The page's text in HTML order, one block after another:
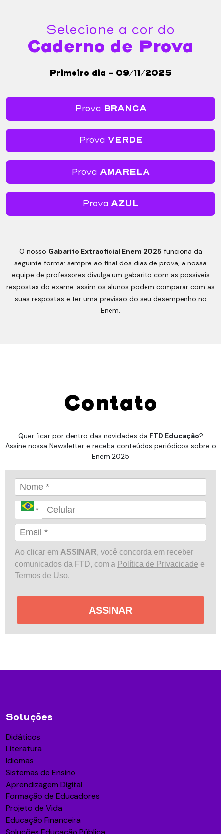
Selecione a cor do
Caderno de Prova
Primeiro dia - 09/11/2025
Prova BRANCA
Prova VERDE
Prova AMARELA
Prova AZUL
O nosso Gabarito Extraoficial Enem 2025 funciona da
seguinte forma: sempre ao final dos dias de prova, a nossa
equipe de professores divulga um gabarito com as possíveis
respostas do exame, assim os alunos podem comparar com as
suas respostas e ter uma previsão do seu desempenho no
Enem.
Contato
Quer ficar por dentro das novidades da FTD Educação?
Assine nossa Newsletter e receba conteúdos periódicos sobre o
Enem 2025
Ao clicar em ASSINAR, você concorda em receber
comunicados da FTD, com a Política de Privacidade e
Termos de Uso.
ASSINAR
Soluções
Didáticos
Literatura
Idiomas
Sistemas de Ensino
Aprendizagem Digital
Formação de Educadores
Projeto de Vida
Educação Financeira
Soluções Educação Pública